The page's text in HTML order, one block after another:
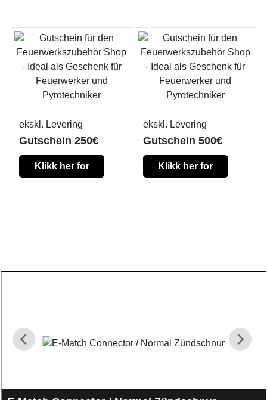
ekskl. Levering
Gutschein 250€
Klikk her for
ekskl. Levering
Gutschein 500€
Klikk her for